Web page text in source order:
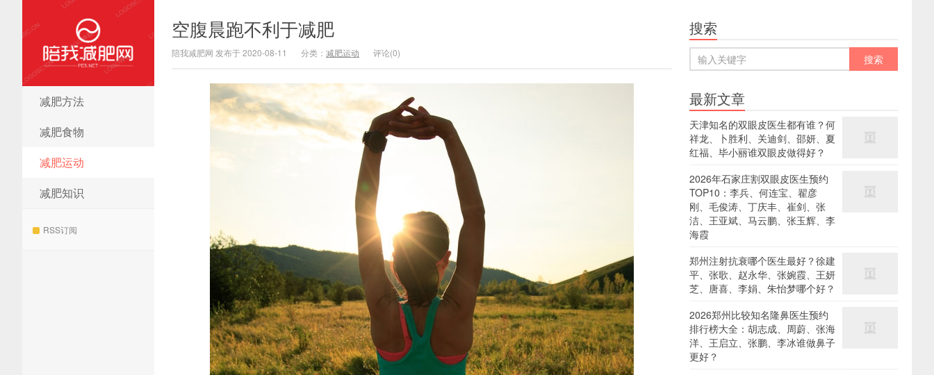
陪我减肥网
减肥方法
减肥食物
减肥运动
减肥知识
RSS订阅
空腹晨跑不利于减肥
陪我减肥网 发布于 2020-08-11 分类： 减肥运动 评论(0)
搜索
最新文章
天津知名的双眼皮医生都有谁？何
祥龙、卜胜利、关迪剑、邵妍、夏
红福、毕小丽谁双眼皮做得好？
2026年石家庄割双眼皮医生预约
TOP10：李兵、何连宝、翟彦
刚、毛俊涛、丁庆丰、崔剑、张
洁、王亚斌、马云鹏、张玉辉、李
海霞
郑州注射抗衰哪个医生最好？徐建
平、张歌、赵永华、张婉霞、王妍
芝、唐喜、李娟、朱怡梦哪个好？
2026郑州比较知名隆鼻医生预约
排行榜大全：胡志成、周蔚、张海
洋、王启立、张鹏、李冰谁做鼻子
更好？